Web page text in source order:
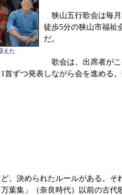
えた
狭山五行歌会は毎月
徒歩5分の狭山市福祉
だ。
歌会は、出席者がこ
首ずつ発表しながら会を進める
、決められたルールがある。そ
葉集」（奈良時代）以前の古